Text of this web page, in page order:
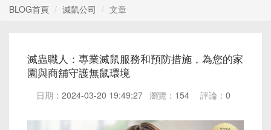
BLOG首頁 滅鼠公司 文章
滅蟲職人：專業滅鼠服務和預防措施，為您的家
園與商舖守護無鼠環境
日期： 2024-03-20 19:49:27 瀏覽： 154 評論： 0